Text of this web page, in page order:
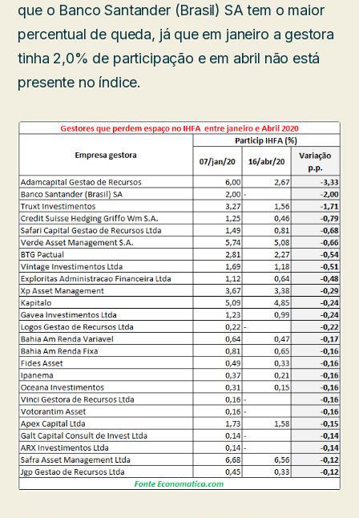
que o Banco Santander (Brasil) SA tem o maior
percentual de queda, já que em janeiro a gestora
tinha 2,0% de participação e em abril não está
presente no índice.